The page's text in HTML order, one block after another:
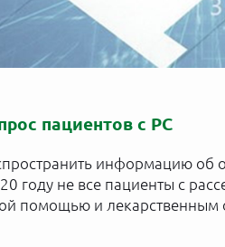
пациентов с РС
информацию об
году не все пациенты с
помощью и лекарственным